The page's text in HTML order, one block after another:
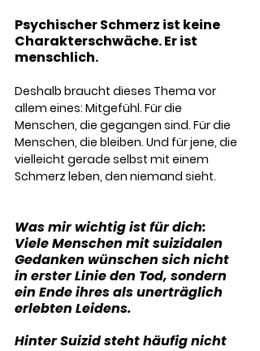
Psychischer Schmerz ist keine
Charakterschwäche. Er ist
menschlich.
Deshalb braucht dieses Thema vor
allem eines: Mitgefühl. Für die
Menschen, die gegangen sind. Für die
Menschen, die bleiben. Und für jene, die
vielleicht gerade selbst mit einem
Schmerz leben, den niemand sieht.
Was mir wichtig ist für dich:
Viele Menschen mit suizidalen
Gedanken wünschen sich nicht
in erster Linie den Tod, sondern
ein Ende ihres als unerträglich
erlebten Leidens.
Hinter Suizid steht häufig nicht